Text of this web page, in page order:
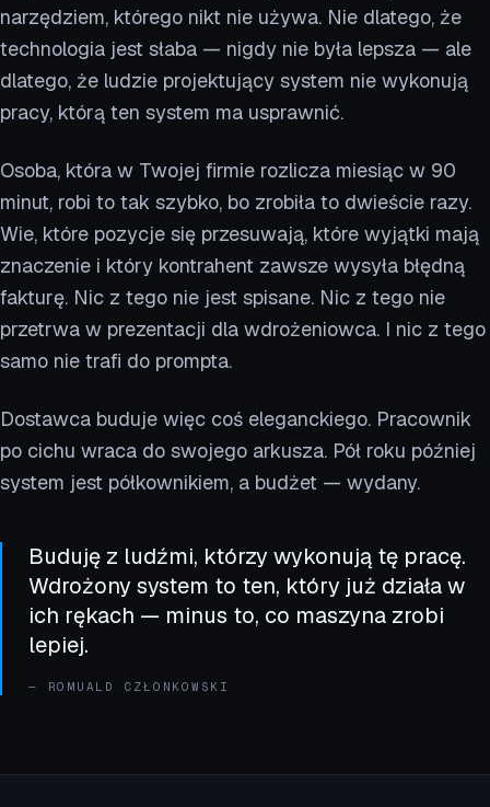
narzędziem, którego nikt nie używa. Nie dlatego, że
technologia jest słaba — nigdy nie była lepsza — ale
dlatego, że ludzie projektujący system nie wykonują
pracy, którą ten system ma usprawnić.
Osoba, która w Twojej firmie rozlicza miesiąc w 90
minut, robi to tak szybko, bo zrobiła to dwieście razy.
Wie, które pozycje się przesuwają, które wyjątki mają
znaczenie i który kontrahent zawsze wysyła błędną
fakturę. Nic z tego nie jest spisane. Nic z tego nie
przetrwa w prezentacji dla wdrożeniowca. I nic z tego
samo nie trafi do prompta.
Dostawca buduje więc coś eleganckiego. Pracownik
po cichu wraca do swojego arkusza. Pół roku później
system jest półkownikiem, a budżet — wydany.
Buduję z ludźmi, którzy wykonują tę pracę.
Wdrożony system to ten, który już działa w
ich rękach — minus to, co maszyna zrobi
lepiej.
— ROMUALD CZŁONKOWSKI